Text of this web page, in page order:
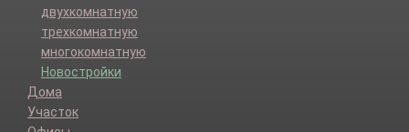
двухкомнатную
трехкомнатную
многокомнатную
Новостройки
Дома
Участок